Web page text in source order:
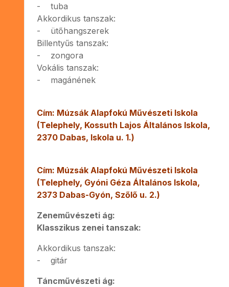
- tuba
Akkordikus tanszak:
- ütőhangszerek
Billentyűs tanszak:
- zongora
Vokális tanszak:
- magánének
Cím: Múzsák Alapfokú Művészeti Iskola
(Telephely, Kossuth Lajos Általános Iskola,
2370 Dabas, Iskola u. 1.)
Cím: Múzsák Alapfokú Művészeti Iskola
(Telephely, Gyóni Géza Általános Iskola,
2373 Dabas-Gyón, Szőlő u. 2.)
Zeneművészeti ág:
Klasszikus zenei tanszak:
Akkordikus tanszak:
- gitár
Táncművészeti ág: